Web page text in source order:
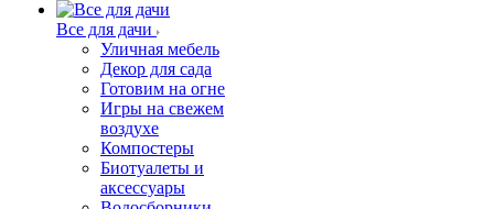
Все для дачи
Уличная мебель
Декор для сада
Готовим на огне
Игры на свежем
воздухе
Компостеры
Биотуалеты и
аксессуары